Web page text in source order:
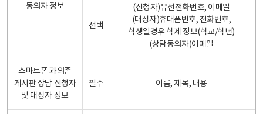
동의자 정보
선택
(신청자)유선전화번호, 이메일
(대상자)휴대폰번호, 전화번호,
학생일경우 학제 정보(학교/학년)
(상담동의자)이메일
스마트폰 과의존
게시판 상담 신청자
및 대상자 정보
필수 이름, 제목, 내용